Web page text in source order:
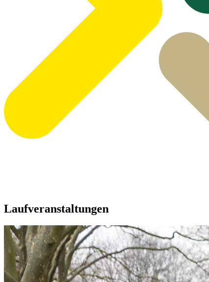
Laufveranstaltungen